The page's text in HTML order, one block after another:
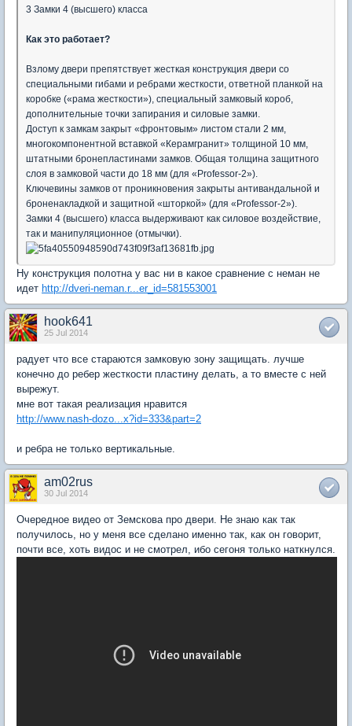
3 Замки 4 (высшего) класса
Как это работает?
Взлому двери препятствует жесткая конструкция двери со
специальными гибами и ребрами жесткости, ответной планкой на
коробке («рама жесткости»), специальный замковый короб,
дополнительные точки запирания и силовые замки.
Доступ к замкам закрыт «фронтовым» листом стали 2 мм,
многокомпонентной вставкой «Керамгранит» толщиной 10 мм,
штатными бронепластинами замков. Общая толщина защитного
слоя в замковой части до 18 мм (для «Professor-2»).
Ключевины замков от проникновения закрыты антивандальной и
броненакладкой и защитной «шторкой» (для «Professor-2»).
Замки 4 (высшего) класса выдерживают как силовое воздействие,
так и манипуляционное (отмычки).
Ну конструкция полотна у вас ни в какое сравнение с неман не
идет http://dveri-neman.r...er_id=581553001
hook641
25 Jul 2014
радует что все стараются замковую зону защищать. лучше
конечно до ребер жесткости пластину делать, а то вместе с ней
вырежут.
мне вот такая реализация нравится
http://www.nash-dozo...x?id=333&part=2
и ребра не только вертикальные.
am02rus
30 Jul 2014
Очередное видео от Земскова про двери. Не знаю как так
получилось, но у меня все сделано именно так, как он говорит,
почти все, хоть видос и не смотрел, ибо сегоня только наткнулся.